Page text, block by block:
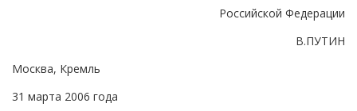
Российской Федерации
В.ПУТИН
Москва, Кремль
31 марта 2006 года